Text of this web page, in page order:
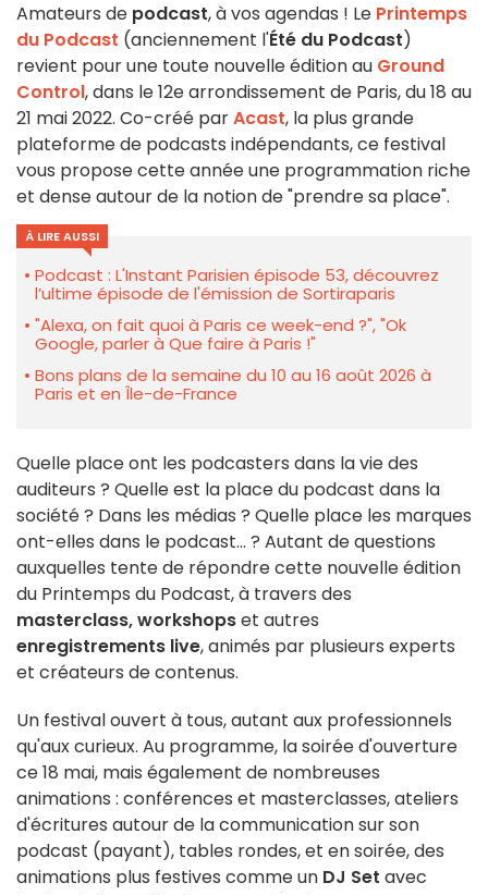
Amateurs de podcast, à vos agendas ! Le Printemps
du Podcast (anciennement l'Été du Podcast)
revient pour une toute nouvelle édition au Ground
Control, dans le 12e arrondissement de Paris, du 18 au
21 mai 2022. Co-créé parAcast, la plus grande
plateforme de podcasts indépendants, ce festival
vous propose cette année une programmation riche
et dense autour de la notion de "prendre sa place".
À LIRE AUSSI
Podcast : L'Instant Parisien épisode 53, découvrez
l’ultime épisode de l'émission de Sortiraparis
"Alexa, on fait quoi à Paris ce week-end ?", "Ok
Google, parler à Que faire à Paris !"
Bons plans de la semaine du 10 au 16 août 2026 à
Paris et en Île-de-France
Quelle place ont les podcasters dans la vie des
auditeurs ? Quelle est la place du podcast dans la
société ? Dans les médias ? Quelle place les marques
ont-elles dans le podcast... ? Autant de questions
auxquelles tente de répondre cette nouvelle édition
du Printemps du Podcast, à travers des
masterclass, workshopset autres
enregistrements live, animés par plusieurs experts
et créateurs de contenus.
Un festival ouvert à tous, autant aux professionnels
qu'aux curieux. Au programme, la soirée d'ouverture
ce 18 mai, mais également de nombreuses
animations : conférences et masterclasses, ateliers
d'écritures autour de la communication sur son
podcast (payant), tables rondes, et en soirée, des
animations plus festives comme un DJ Set avec